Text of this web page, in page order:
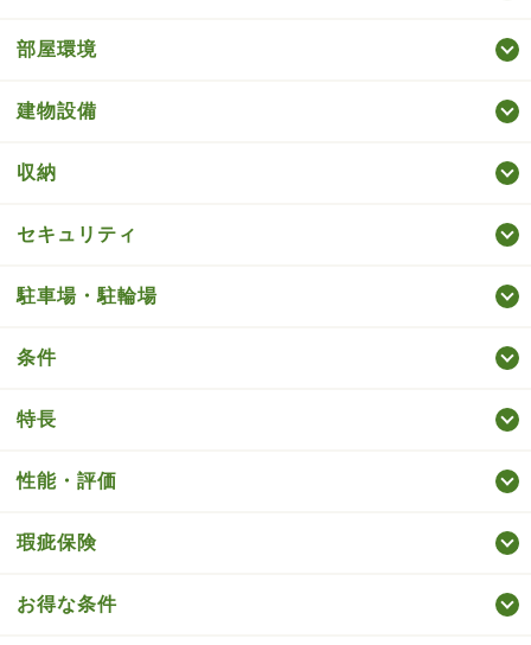
部屋環境
建物設備
収納
セキュリティ
駐車場・駐輪場
条件
特長
性能・評価
瑕疵保険
お得な条件